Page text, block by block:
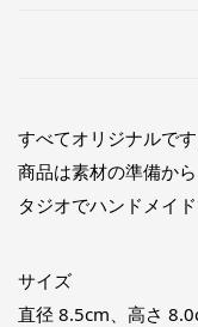
すべてオリジナルです
商品は素材の準備か
タジオでハンドメイ
サイズ
直径 8.5cm、高さ